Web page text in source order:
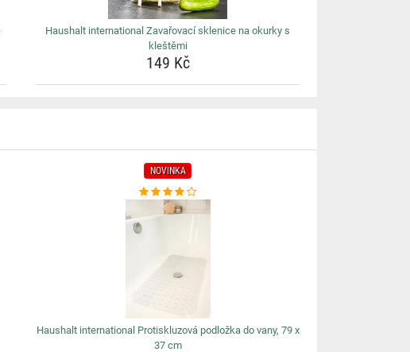
Haushalt international Zavařovací sklenice na okurky s
kleštěmi
149 Kč
NOVINKA
Haushalt international Protiskluzová podložka do vany, 79 x
37 cm